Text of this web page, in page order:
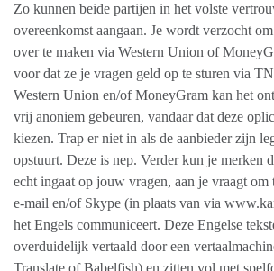
Zo kunnen beide partijen in het volste
overeenkomst aangaan. Je wordt verzocht
over te maken via Western Union of
voor dat ze je vragen geld op te sturen via
Western Union en/of MoneyGram kan het
vrij anoniem gebeuren, vandaar dat deze
kiezen. Trap er niet in als de aanbieder zijn
opstuurt. Deze is nep. Verder kun je merken
echt ingaat op jouw vragen, aan je vraagt om
e-mail en/of Skype (in plaats van via
het Engels communiceert. Deze Engelse
overduidelijk vertaald door een
Translate of Babelfish) en zitten vol met